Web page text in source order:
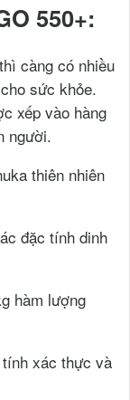
550+:
càng có nhiều
sức khỏe.
xếp vào hàng
người.
thiên nhiên
đặc tính dinh
hàm lượng
xác thực và